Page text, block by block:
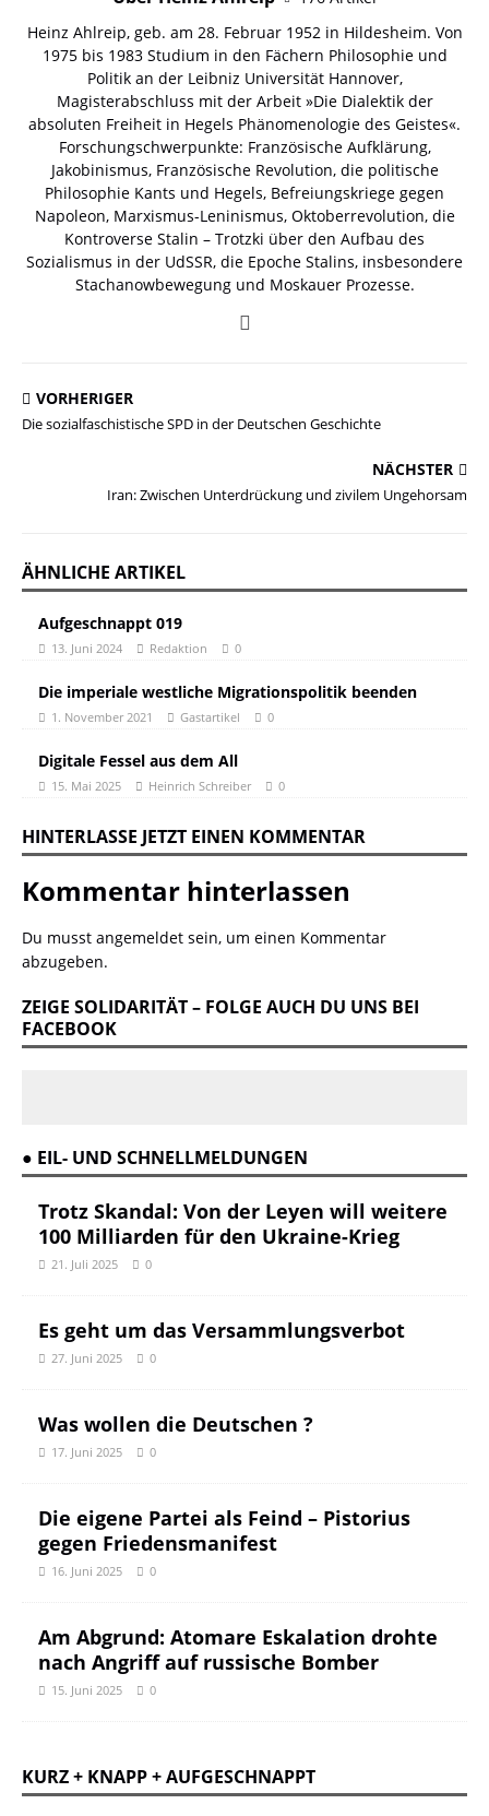
Heinz Ahlreip, geb. am 28. Februar 1952 in Hildesheim. Von
1975 bis 1983 Studium in den Fächern Philosophie und
Politik an der Leibniz Universität Hannover,
Magisterabschluss mit der Arbeit »Die Dialektik der
absoluten Freiheit in Hegels Phänomenologie des Geistes«.
Forschungschwerpunkte: Französische Aufklärung,
Jakobinismus, Französische Revolution, die politische
Philosophie Kants und Hegels, Befreiungskriege gegen
Napoleon, Marxismus-Leninismus, Oktoberrevolution, die
Kontroverse Stalin – Trotzki über den Aufbau des
Sozialismus in der UdSSR, die Epoche Stalins, insbesondere
Stachanowbewegung und Moskauer Prozesse.
VORHERIGER
Die sozialfaschistische SPD in der Deutschen Geschichte
NÄCHSTER
Iran: Zwischen Unterdrückung und zivilem Ungehorsam
ÄHNLICHE ARTIKEL
Aufgeschnappt 019
13. Juni 2024 Redaktion 0
Die imperiale westliche Migrationspolitik beenden
1. November 2021 Gastartikel 0
Digitale Fessel aus dem All
15. Mai 2025 Heinrich Schreiber 0
HINTERLASSE JETZT EINEN KOMMENTAR
Kommentar hinterlassen
Du musst angemeldet sein, um einen Kommentar
abzugeben.
ZEIGE SOLIDARITÄT – FOLGE AUCH DU UNS BEI
FACEBOOK
● EIL- UND SCHNELLMELDUNGEN
Trotz Skandal: Von der Leyen will weitere
100 Milliarden für den Ukraine-Krieg
21. Juli 2025 0
Es geht um das Versammlungsverbot
27. Juni 2025 0
Was wollen die Deutschen ?
17. Juni 2025 0
Die eigene Partei als Feind – Pistorius
gegen Friedensmanifest
16. Juni 2025 0
Am Abgrund: Atomare Eskalation drohte
nach Angriff auf russische Bomber
15. Juni 2025 0
KURZ + KNAPP + AUFGESCHNAPPT